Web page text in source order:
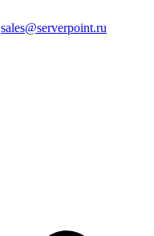
sales@serverpoint.ru